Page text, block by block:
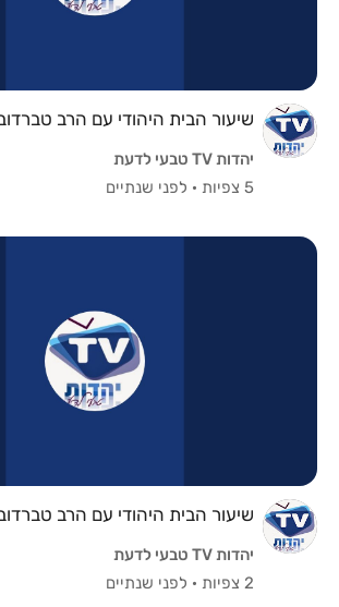
שיעור הבית היהודי עם הרב
יהדות TV טבעי לדעת
5 צפיות
· לפני שנתיים
שיעור הבית היהודי עם הרב
יהדות TV טבעי לדעת
2 צפיות
· לפני שנתיים